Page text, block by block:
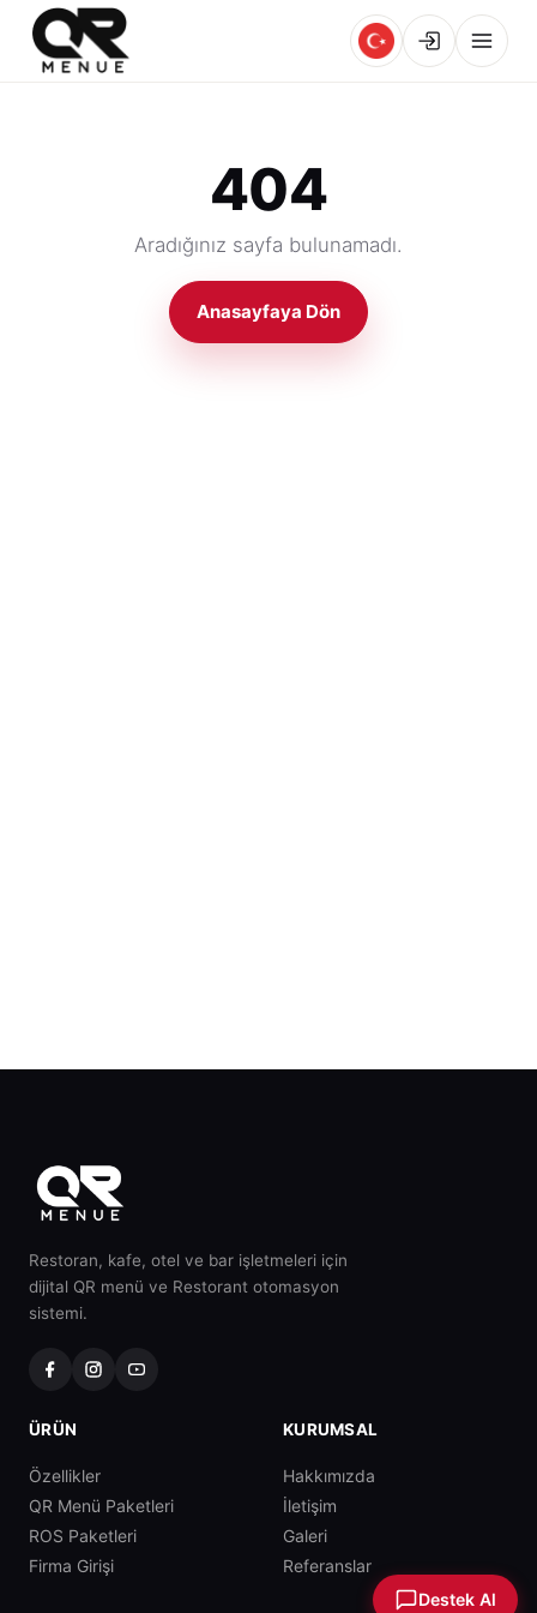
404
Aradığınız sayfa bulunamadı.
Anasayfaya Dön
Restoran, kafe, otel ve bar işletmeleri için
dijital QR menü ve Restorant otomasyon
sistemi.
ÜRÜN
Özellikler
QR Menü Paketleri
ROS Paketleri
Firma Girişi
KURUMSAL
Hakkımızda
İletişim
Galeri
Referanslar
Destek Al